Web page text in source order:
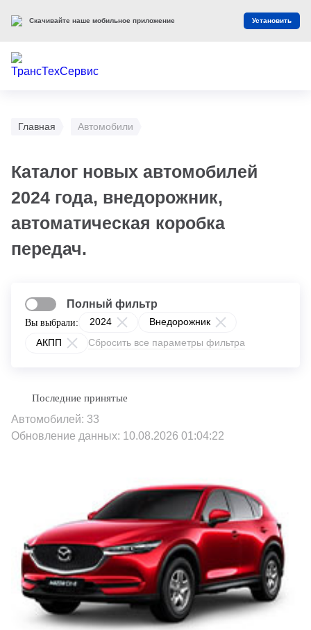
Главная Автомобили
Каталог новых автомобилей
2024 года, внедорожник,
автоматическая коробка
передач.
Вы выбрали: 2024
Внедорожник
АКПП
Сбросить все параметры фильтра
Полный фильтр
Автомобилей: 33
Обновление данных: 10.08.2026 01:04:22
Скачивайте наше мобильное приложение Установить